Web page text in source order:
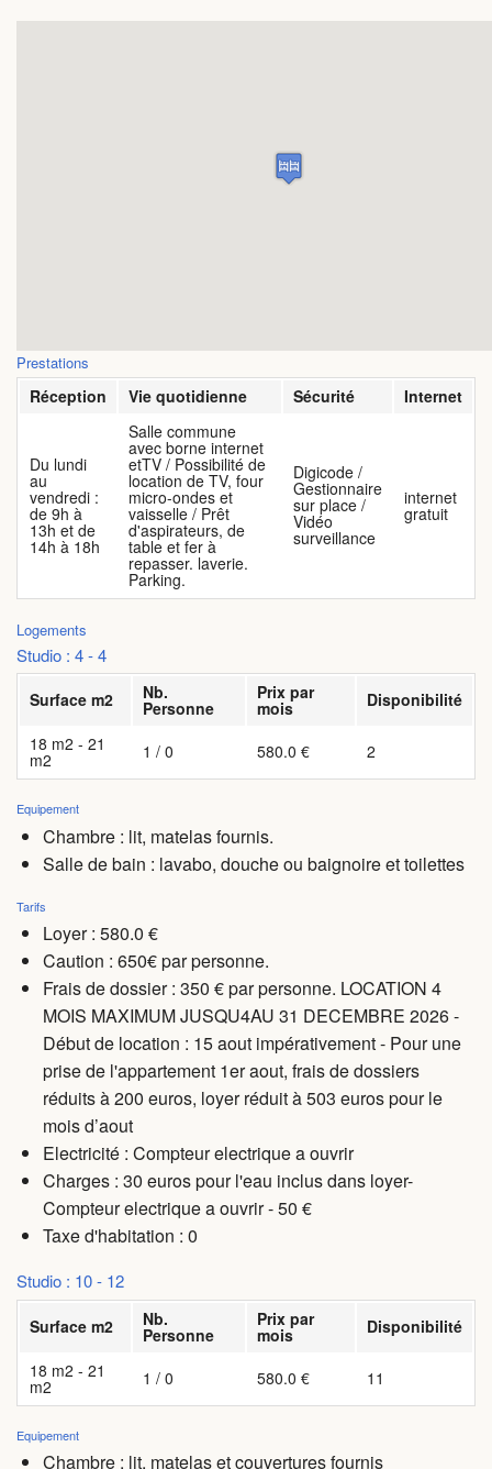
Prestations
Réception Vie quotidienne Sécurité Internet
Du lundi
au
vendredi :
de 9h à
13h et de
14h à 18h
Salle commune
avec borne internet
etTV / Possibilité de
location de TV, four
micro-ondes et
vaisselle / Prêt
d'aspirateurs, de
table et fer à
repasser. laverie.
Parking.
Digicode /
Gestionnaire
sur place /
Vidéo
surveillance
internet
gratuit
Logements
Studio : 4 - 4
Surface m2 Nb.
Personne
Prix par
mois
Disponibilité
18 m2 - 21
m2 1 / 0 580.0 € 2
Equipement
Chambre : lit, matelas fournis.
Salle de bain : lavabo, douche ou baignoire et toilettes
Tarifs
Loyer : 580.0 €
Caution : 650€ par personne.
Frais de dossier : 350 € par personne. LOCATION 4
MOIS MAXIMUM JUSQU4AU 31 DECEMBRE 2026 -
Début de location : 15 aout impérativement - Pour une
prise de l'appartement 1er aout, frais de dossiers
réduits à 200 euros, loyer réduit à 503 euros pour le
mois d’aout
Electricité : Compteur electrique a ouvrir
Charges : 30 euros pour l'eau inclus dans loyer-
Compteur electrique a ouvrir - 50 €
Taxe d'habitation : 0
Studio : 10 - 12
Surface m2 Nb.
Personne
Prix par
mois
Disponibilité
18 m2 - 21
m2 1 / 0 580.0 € 11
Equipement
Chambre : lit, matelas et couvertures fournis